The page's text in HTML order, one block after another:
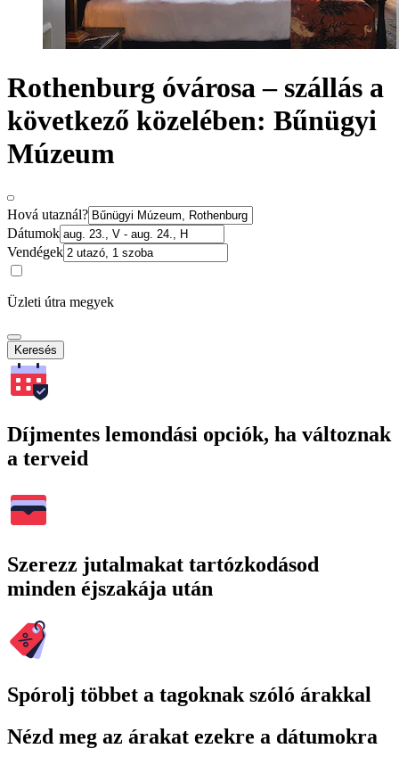
Rothenburg óvárosa – szállás a
következő közelében: Bűnügyi
Múzeum
Hová utaznál?
Dátumok
Vendégek
Üzleti útra megyek
Keresés
Díjmentes lemondási opciók, ha változnak
a terveid
Szerezz jutalmakat tartózkodásod
minden éjszakája után
Spórolj többet a tagoknak szóló árakkal
Nézd meg az árakat ezekre a dátumokra